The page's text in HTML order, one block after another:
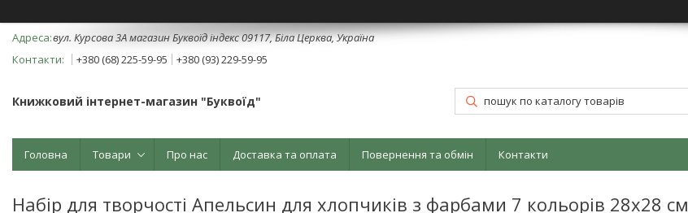
вул. Курсова 3А магазин Буквоїд індекс 09117, Біла Церква, Україна
+380 (68) 225-59-95
+380 (93) 229-59-95
Книжковий інтернет-магазин "Буквоїд"
Головна Товари Про нас Доставка та оплата Повернення та обмін Контакти
Набір для творчості Апельсин для хлопчиків з фарбами 7 кольорів 28х28 см